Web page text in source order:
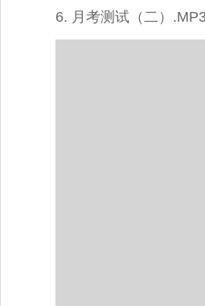
6. 月考测试（二）